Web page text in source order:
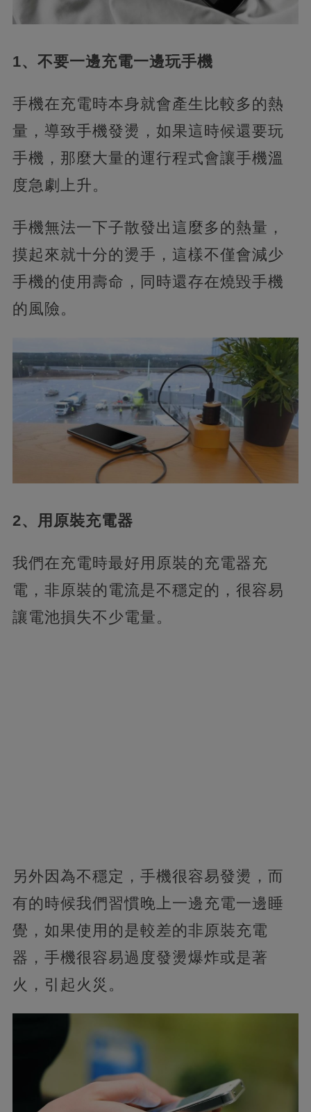
1、不要一邊充電一邊玩手機
手機在充電時本身就會產生比較多的熱
量，導致手機發燙，如果這時候還要玩
手機，那麼大量的運行程式會讓手機溫
度急劇上升。
手機無法一下子散發出這麼多的熱量，
摸起來就十分的燙手，這樣不僅會減少
手機的使用壽命，同時還存在燒毀手機
的風險。
2、用原裝充電器
我們在充電時最好用原裝的充電器充
電，非原裝的電流是不穩定的，很容易
讓電池損失不少電量。
另外因為不穩定，手機很容易發燙，而
有的時候我們習慣晚上一邊充電一邊睡
覺，如果使用的是較差的非原裝充電
器，手機很容易過度發燙爆炸或是著
火，引起火災。